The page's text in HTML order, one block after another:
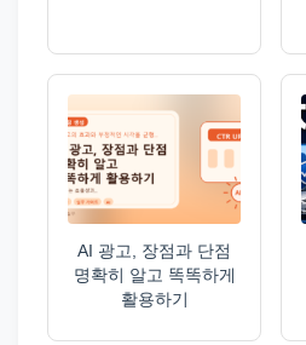
AI 광고, 장점과 단점
명확히 알고 똑똑하게
활용하기